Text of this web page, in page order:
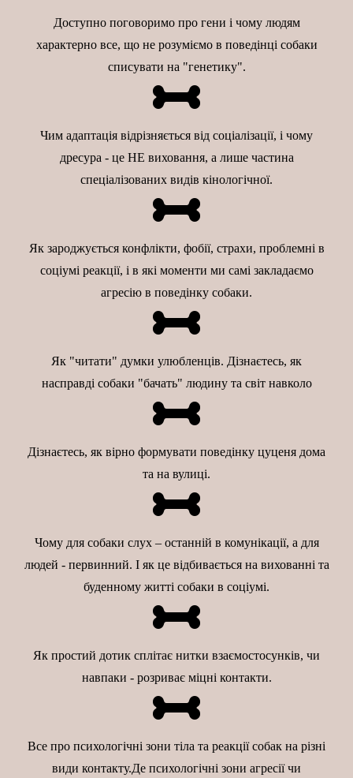
Доступно поговоримо про гени і чому людям
характерно все, що не розуміємо в поведінці собаки
списувати на "генетику".
Чим адаптація відрізняється від соціалізації, і чому
дресура - це НЕ виховання, а лише частина
спеціалізованих видів кінологічної.
Як зароджується конфлікти, фобії, страхи, проблемні в
соціумі реакції, і в які моменти ми самі закладаємо
агресію в поведінку собаки.
Як "читати" думки улюбленців. Дізнаєтесь, як
насправді собаки "бачать" людину та світ навколо
Дізнаєтесь, як вірно формувати поведінку цуценя дома
та на вулиці.
Чому для собаки слух – останній в комунікації, а для
людей - первинний. І як це відбивається на вихованні та
буденному житті собаки в соціумі.
Як простий дотик сплітає нитки взаємостосунків, чи
навпаки - розриває міцні контакти.
Все про психологічні зони тіла та реакції собак на різні
види контакту.Де психологічні зони агресії чи